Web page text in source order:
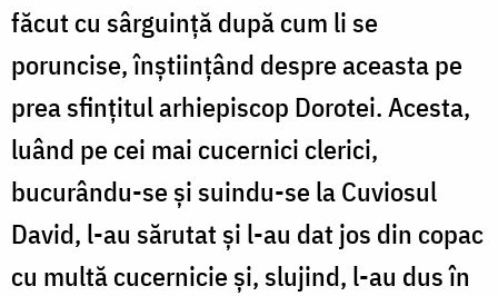
făcut cu sârguință după cum li se
poruncise, înștiințând despre aceasta pe
prea sfințitul arhiepiscop Dorotei. Acesta,
luând pe cei mai cucernici cle­rici,
bucurându-se și suindu-se la Cuviosul
David, l-au sărutat și l-au dat jos din copac
cu multă cucernicie și, slujind, l-au dus în